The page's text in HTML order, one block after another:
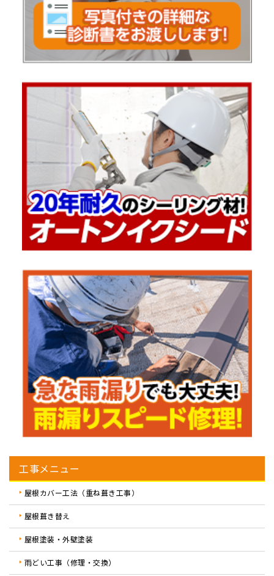
工事メニュー
屋根カバー工法（重ね葺き工事）
屋根葺き替え
屋根塗装・外壁塗装
雨どい工事（修理・交換）